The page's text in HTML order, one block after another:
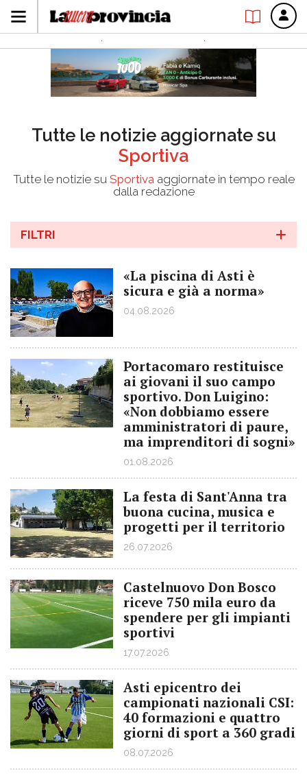
Tutte le notizie aggiornate su
Sportiva
Tutte le notizie su Sportivaaggiornate in tempo reale
dalla redazione
FILTRI
«La piscina di Asti è
sicura e già a norma»
04.08.2026
Portacomaro restituisce
ai giovani il suo campo
sportivo. Don Luigino:
«Non dobbiamo essere
amministratori di paure,
ma imprenditori di sogni»
01.08.2026
La festa di Sant'Anna tra
buona cucina, musica e
progetti per il territorio
26.07.2026
Castelnuovo Don Bosco
riceve 750 mila euro da
spendere per gli impianti
sportivi
17.07.2026
Asti epicentro dei
campionati nazionali CSI:
40 formazioni e quattro
giorni di sport a 360 gradi
08.07.2026